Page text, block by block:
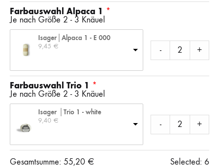
Farbauswahl Alpaca 1
Je nach Größe 2 - 3 Knäuel
Isager│Alpaca 1 - E 000
9,45 € - +
Farbauswahl Trio 1
Je nach Größe 2 - 3 Knäuel
Isager │Trio 1 - white
9,40 € - +
Gesamtsumme: 55,20 € Selected: 6